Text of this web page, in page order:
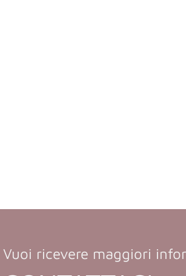
Vuoi ricevere maggiori